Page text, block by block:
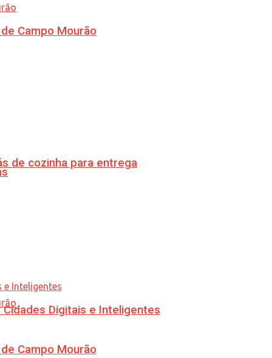
de cozinha para entrega
Campo Mourão
Campo Mourão
Digitais e Inteligentes